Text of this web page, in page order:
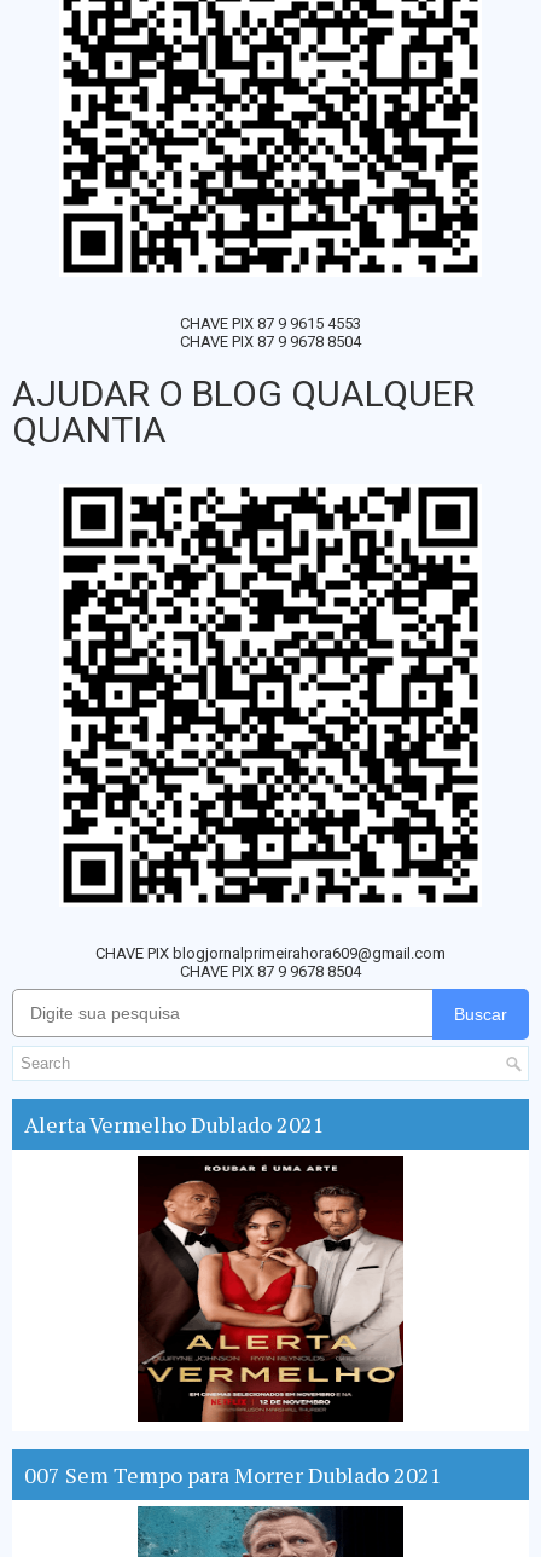
CHAVE PIX 87 9 9615 4553
CHAVE PIX 87 9 9678 8504
AJUDAR O BLOG QUALQUER
QUANTIA
CHAVE PIX blogjornalprimeirahora609@gmail.com
CHAVE PIX 87 9 9678 8504
Buscar
Alerta Vermelho Dublado 2021
007 Sem Tempo para Morrer Dublado 2021